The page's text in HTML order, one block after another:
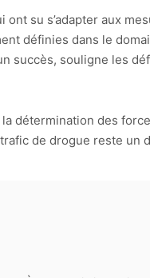
su s’adapter aux
définies dans le
succès, souligne les
détermination des
de drogue reste un